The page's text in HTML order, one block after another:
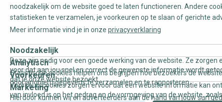
Reset
Behangbenodigdheden
Tape
Toon 4 resultaten
noodzakelijk om de website goed te laten functioneren. Andere
statistieken te verzamelen, je voorkeuren op te slaan of gerichte
Meer informatie vind je in onze privacyverklaring
Noodzakelijk
Deze zijn nodig voor een goede werking van de website. Ze zorgen
voor dat aan jou snel en correct de gewenste informatie wordt
dat je onze website bezoekt.
Analytisch
Statistische cookies helpen ons begrijpen hoe bezoekers de
door anoniem gegevens te verzamelen en te rapporteren.
Voorkeuren
Voorkeurscookies zorgen ervoor dat een website informatie kan
van invloed is op het gedrag en de vormgeving van de website,
Marketing
Hierdoor kunnen wij en adverteerders aan de hand van jouw